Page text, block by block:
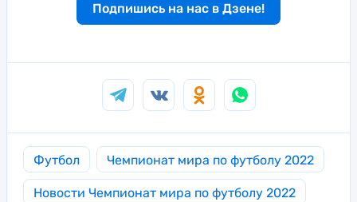
Подпишись на нас в Дзене!
Футбол Чемпионат мира по футболу 2022
Новости Чемпионат мира по футболу 2022